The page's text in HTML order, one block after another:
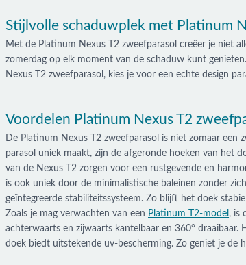
Stijlvolle schaduwplek met Platinum
Met de Platinum Nexus T2 zweefparasol creëer je niet
zomerdag op elk moment van de schaduw kunt
Nexus T2 zweefparasol, kies je voor een echte design
Voordelen Platinum Nexus T2
De Platinum Nexus T2 zweefparasol is niet zomaar een
parasol uniek maakt, zijn de afgeronde hoeken van het
van de Nexus T2 zorgen voor een rustgevende en
is ook uniek door de minimalistische baleinen zonder
geïntegreerde stabiliteitssysteem. Zo blijft het doek
Zoals je mag verwachten van een Platinum T2-model , is
achterwaarts en zijwaarts kantelbaar en 360° draaibaar.
doek biedt uitstekende uv-bescherming. Zo geniet je de